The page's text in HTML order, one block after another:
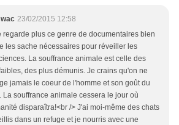
23/02/2015 12:58
regarde plus ce genre de documentaires bien
les sache nécessaires pour réveiller les
La souffrance animale est celle des
des plus démunis. Je crains qu'on ne
jamais le coeur de l'homme et son goût du
La souffrance animale cessera le jour où
disparaîtra!<br /> J'ai moi-même des chats
dans un refuge et je nourris avec une